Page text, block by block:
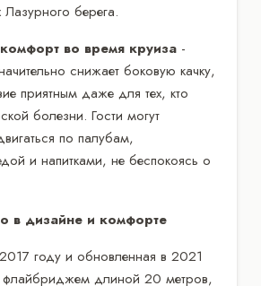
Лазурного берега.
во время круиза -
снижает боковую качку,
приятным даже для тех, кто
болезни. Гости могут
по палубам,
и напитками, не беспокоясь о
в дизайне и комфорте
году и обновленная в 2021
флайбриджем длиной 20 метров,